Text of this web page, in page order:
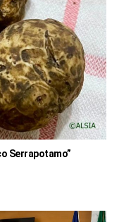
Serrapotamo”